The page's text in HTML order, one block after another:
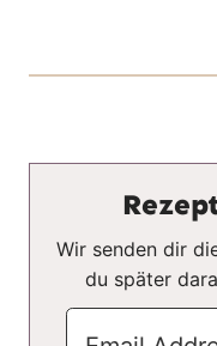
Wir senden dir
du später